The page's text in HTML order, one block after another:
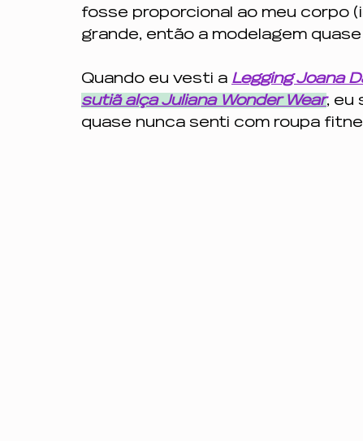
fosse proporcional ao meu corpo
grande, então a modelagem
Quando eu vesti a Legging Joana
sutiã alça Juliana Wonder Wear, eu
quase nunca senti com roupa